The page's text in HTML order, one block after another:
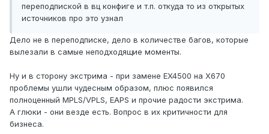
переподпиской в вц конфиге и т.п. откуда то из открытых
источников про это узнал
Дело не в переподписке, дело в количестве багов, которые
вылезали в самые неподходящие моменты.
Ну и в сторону экстрима - при замене EX4500 на X670
проблемы ушли чудесным образом, плюс появился
полноценный MPLS/VPLS, EAPS и прочие радости экстрима.
А глюки - они везде есть. Вопрос в их критичности для
бизнеса.